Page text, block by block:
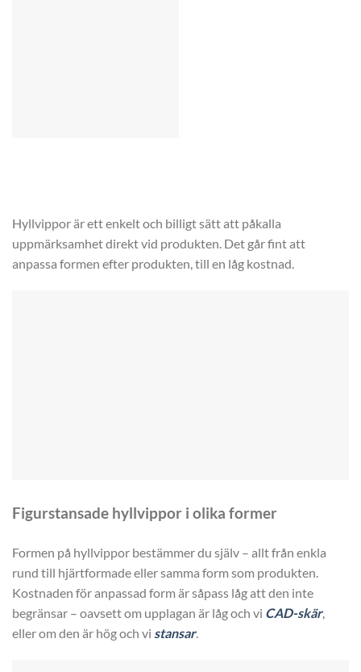
Hyllvippor är ett enkelt och billigt sätt att påkalla
uppmärksamhet direkt vid produkten. Det går fint att
anpassa formen efter produkten, till en låg kostnad.
Figurstansade hyllvippor i olika former
Formen på hyllvippor bestämmer du själv – allt från enkla
rund till hjärtformade eller samma form som produkten.
Kostnaden för anpassad form är såpass låg att den inte
begränsar – oavsett om upplagan är låg och vi CAD-skär,
eller om den är hög och vi stansar.